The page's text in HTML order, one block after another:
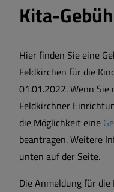
Kita-
Hier finden Sie eine
Feldkirchen für die
01.01.2022. Wenn
Feldkirchner
die Möglichkeit eine
beantragen. Weitere
unten auf der Seite.
Die Anmeldung für